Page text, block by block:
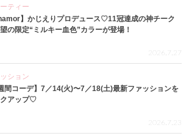
ティー
】かじえりプロデュース♡11冠達成の神チーク
の限定“ミルキー血色”カラーが登場！
2026.7.27
ション
間コーデ】7／14(火)〜7／18(土)最新ファッションを
クアップ♡
2026.7.23